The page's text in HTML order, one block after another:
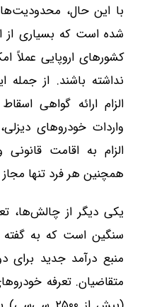
با این حال،
شده است که بسیاری از
کشورهای اروپایی عملاً
نداشته باشند. از
الزام ارائه گواهی
واردات خودروهای
الزام به اقامت قانونی
همچنین هر فرد تنها
یکی دیگر از چالش‌ها،
سنگین است که به گفته
منبع درآمد جدید
متقاضیان. تعرفه